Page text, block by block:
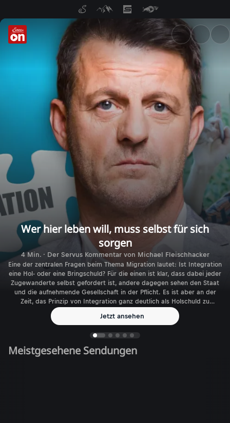
ServusTV On: Livestreams,
Wer hier leben will, muss selbst für sich
sorgen
4 Min. · Der Servus Kommentar von Michael Fleischhacker
Eine der zentralen Fragen beim Thema Migration lautet: Ist Integration
eine Hol- oder eine Bringschuld? Für die einen ist klar, dass dabei jeder
Zugewanderte selbst gefordert ist, andere dagegen sehen den Staat
und die aufnehmende Gesellschaft in der Pflicht. Es ist aber an der
Zeit, das Prinzip von Integration ganz deutlich als Holschuld zu
Jetzt ansehen
Meistgesehene Sendungen